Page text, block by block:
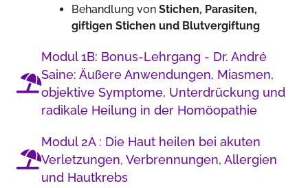
Behandlung von Stichen, Parasiten,
giftigen Stichen und Blutvergiftung
Modul 1B: Bonus-Lehrgang - Dr. André
Saine: Äußere Anwendungen, Miasmen,
objektive Symptome, Unterdrückung und
radikale Heilung in der Homöopathie
Modul 2A : Die Haut heilen bei akuten
Verletzungen, Verbrennungen, Allergien
und Hautkrebs